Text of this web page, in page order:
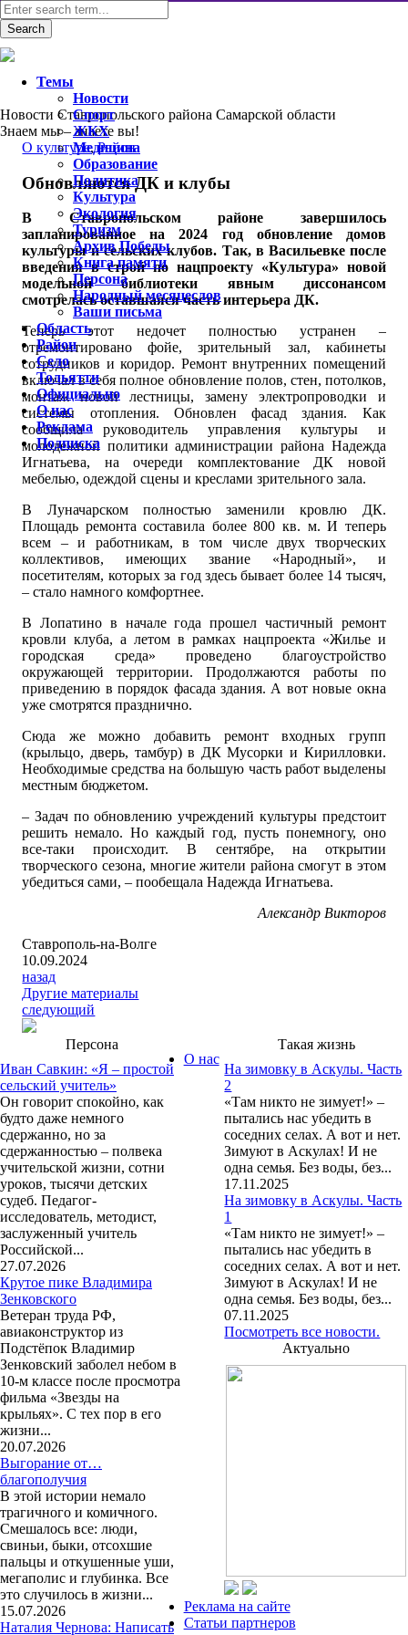
Новости Ставропольского района Самарской области
Знаем мы – знаете вы!
О культуре,Район
Обновляются ДК и клубы
В Ставропольском районе завершилось
запланированное на 2024 год обновление домов
культуры и сельских клубов. Так, в Васильевке после
введения в строй по нацпроекту «Культура» новой
модельной библиотеки явным диссонансом
смотрелась оставшаяся часть интерьера ДК.
Теперь этот недочет полностью устранен –
отремонтировано фойе, зрительный зал, кабинеты
сотрудников и коридор. Ремонт внутренних помещений
включал в себя полное обновление полов, стен, потолков,
монтаж новой лестницы, замену электропроводки и
системы отопления. Обновлен фасад здания. Как
сообщила руководитель управления культуры и
молодежной политики администрации района Надежда
Игнатьева, на очереди комплектование ДК новой
мебелью, одеждой сцены и креслами зрительного зала.
В Луначарском полностью заменили кровлю ДК.
Площадь ремонта составила более 800 кв. м. И теперь
всем – и работникам, в том числе двух творческих
коллективов, имеющих звание «Народный», и
посетителям, которых за год здесь бывает более 14 тысяч,
– стало намного комфортнее.
В Лопатино в начале года прошел частичный ремонт
кровли клуба, а летом в рамках нацпроекта «Жилье и
городская среда» проведено благоустройство
окружающей территории. Продолжаются работы по
приведению в порядок фасада здания. А вот новые окна
уже смотрятся празднично.
Сюда же можно добавить ремонт входных групп
(крыльцо, дверь, тамбур) в ДК Мусорки и Кирилловки.
Необходимые средства на большую часть работ выделены
местным бюджетом.
– Задач по обновлению учреждений культуры предстоит
решить немало. Но каждый год, пусть понемногу, оно
все-таки происходит. В сентябре, на открытии
творческого сезона, многие жители района смогут в этом
убедиться сами, – пообещала Надежда Игнатьева.
Александр Викторов
Ставрополь-на-Волге
10.09.2024
назад
Другие материалы
следующий
Персона
Иван Савкин: «Я – простой
сельский учитель»
Он говорит спокойно, как
будто даже немного
сдержанно, но за
сдержанностью – полвека
учительской жизни, сотни
уроков, тысячи детских
судеб. Педагог-
исследователь, методист,
заслуженный учитель
Российской...
27.07.2026
Крутое пике Владимира
Зенковского
Ветеран труда РФ,
авиаконструктор из
Подстёпок Владимир
Зенковский заболел небом в
10-м классе после просмотра
фильма «Звезды на
крыльях». С тех пор в его
жизни...
20.07.2026
Выгорание от…
благополучия
В этой истории немало
трагичного и комичного.
Смешалось все: люди,
свиньи, быки, отсохшие
пальцы и откушенные уши,
мегаполис и глубинка. Все
это случилось в жизни...
15.07.2026
Наталия Чернова: Написать
Такая жизнь
На зимовку в Аскулы. Часть
2
«Там никто не зимует!» –
пытались нас убедить в
соседних селах. А вот и нет.
Зимуют в Аскулах! И не
одна семья. Без воды, без...
17.11.2025
На зимовку в Аскулы. Часть
1
«Там никто не зимует!» –
пытались нас убедить в
соседних селах. А вот и нет.
Зимуют в Аскулах! И не
одна семья. Без воды, без...
07.11.2025
Посмотреть все новости.
Актуально
О нас
Реклама на сайте
Статьи партнеров
Темы
Новости
Спорт
ЖКХ
Медицина
Образование
Политика
Культура
Экология
Туризм
Архив Победы
Книга памяти
Персона
Народный месяцеслов
Ваши письма
Область
Район
Село
Тольятти
Официально
О нас
Реклама
Подписка